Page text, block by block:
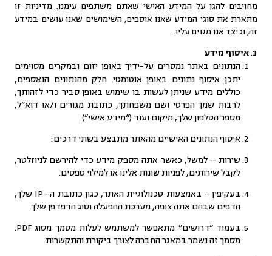
מחויבים להגן על המידע האישי שאתם משתפים עימנו. מדיניות זו
מתארת את סוגי המידע שאנו אוספים, השימושים שאנו עושים במידע
זה, וכיצד אנו מגנים עליו.
איסוף מידע
הנתונים באתר נמסרים על-ידיך באופן יזום ובמקרים מסוימים
יתכן איסוף נתונים באופן אוטומטי. חלק מהנתונים הנאספים,
כוללים מידע שניתן לעשות בו שימוש באופן סביר כדי לזהותך,
לרבות שמך הפרטי ושם משפחתך, כתובת מגורים ו/או דוא”ל,
מספר הטלפון שלך, מיקום ועוד (“מידע אישי”).
איסוף הנתונים האישיים מהאתר מתבצע בשתי דרכים:
שירות – למשל, כאשר אתה מספק מידע כדי להירשם לניוזלטר,
לקבל שירותים, לפניות שונות אלינו או למילוי טפסים.
בעקיפין – באמצעות טכנולוגיית האתר, כגון כתובת ה- IP שלך,
הדפים שבהם אתה צופה, מערכת ההפעלה וסוג הדפדפן שלך.
בעמוד “דרושים” מתאפשר למשתמש לעלות מסמך מסוג PDF.
מסמך זה נשמר במאגר החברה לצורך ביקורת והתקשרות.